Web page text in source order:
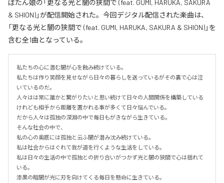
ぼたん娘の「更なる光と闇の狭間で (feat. GUMI, HARUKA, SAKURA
& SHION)」が配信開始された。今回デジタル配信された楽曲は、
「更なる光と闇の狭間で (feat. GUMI, HARUKA, SAKURA & SHION)」を
含む全1曲となっている。
私たちの心に潜む闇が心を蝕み続けている。
私たちは作り笑顔を見せながら日々の暮らしを送っているがその裏で心は泣
いているのだ。
人々はは常に誰かと繋がりたいと思い続けて日々の人間関係を構築している
けれども相手から距離を置かれる事が多くて日々悩んでいる。
だから人々は孤独の深淵の中で毎日もがきながら生きている。
そんな社会の中で、
私の心の奥底には孤独と云ふ闇が潜み沈み続けている。
私は社会からはぐれて我が道を行くような生活をしている。
私は日々の生活の中で孤独との折り合いがつかず光と闇の狭間で心は揺れて
いる。
漆黒の暗闇が光に刃を向けてくる毎日を懸命に生きている。